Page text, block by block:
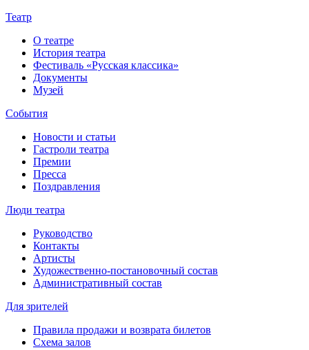
Театр
О театре
История театра
Фестиваль «Русская классика»
Документы
Музей
События
Новости и статьи
Гастроли театра
Премии
Пресса
Поздравления
Люди театра
Руководство
Контакты
Артисты
Художественно-постановочный состав
Административный состав
Для зрителей
Правила продажи и возврата билетов
Схема залов